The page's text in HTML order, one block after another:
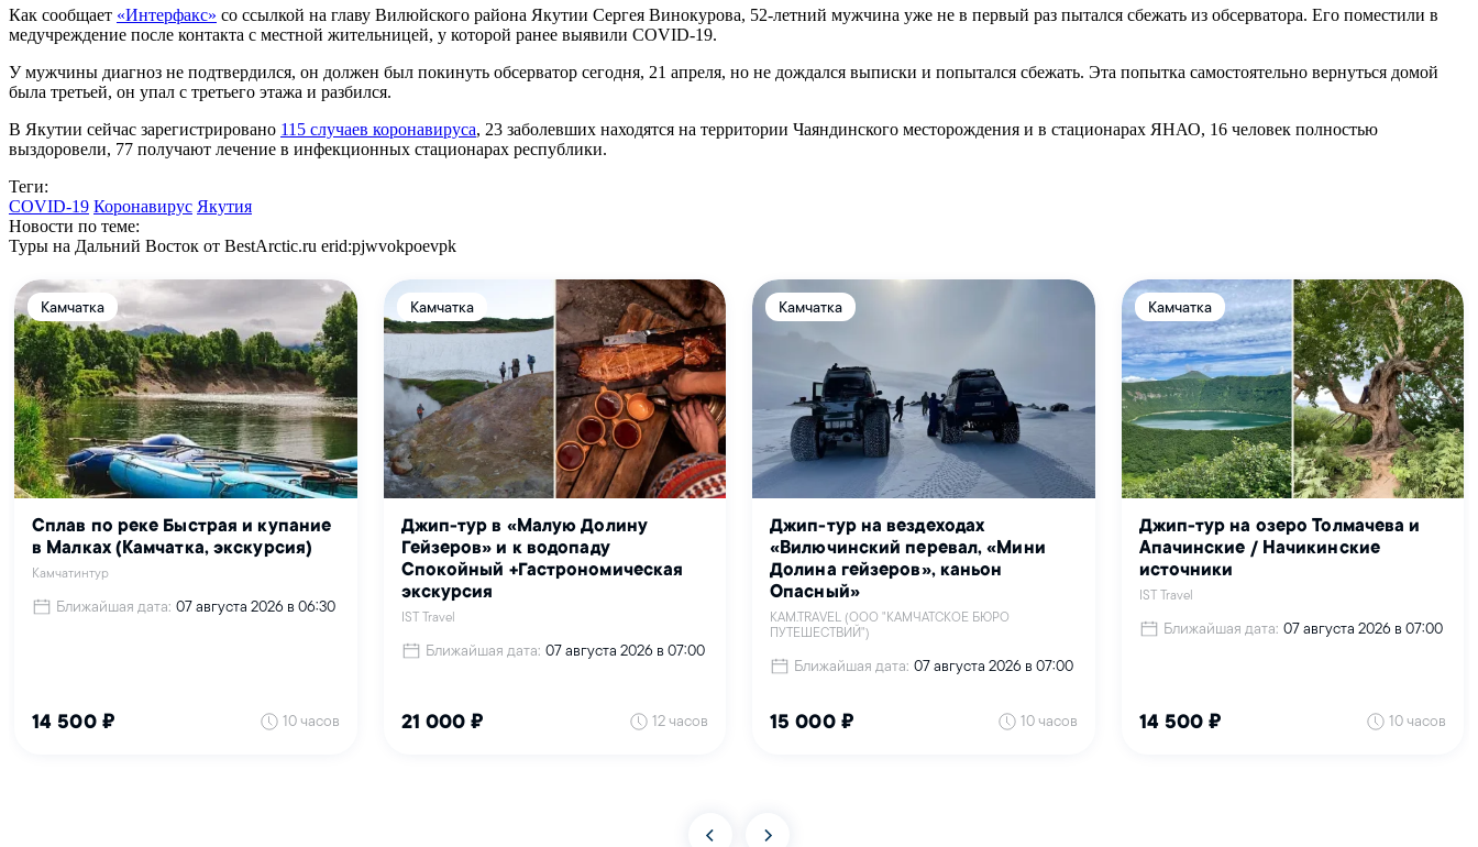
Как сообщает «Интерфакс» со ссылкой на главу Вилюйского района Якутии Сергея Винокурова, 52-летний мужчина уже не в первый раз пытался сбежать из обсерватора. Его поместили в
медучреждение после контакта с местной жительницей, у которой ранее выявили COVID-19.
У мужчины диагноз не подтвердился, он должен был покинуть обсерватор сегодня, 21 апреля, но не дождался выписки и попытался сбежать. Эта попытка самостоятельно вернуться домой
была третьей, он упал с третьего этажа и разбился.
В Якутии сейчас зарегистрировано 115 случаев коронавируса, 23 заболевших находятся на территории Чаяндинского месторождения и в стационарах ЯНАО, 16 человек полностью
выздоровели, 77 получают лечение в инфекционных стационарах республики.
Теги:
COVID-19 Коронавирус Якутия
Новости по теме:
Туры на Дальний Восток от BestArctic.ru erid:pjwvokpoevpk